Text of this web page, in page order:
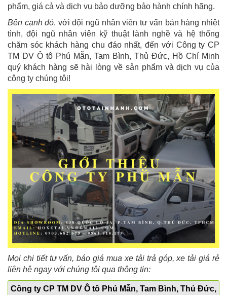
phẩm, giá cả và dịch vụ bảo dưỡng bảo hành chính hãng.
Bên cạnh đó, với đội ngũ nhân viên tư vấn bán hàng nhiệt
tình, đội ngũ nhân viên kỹ thuật lành nghề và hệ thống
chăm sóc khách hàng chu đáo nhất, đến với Công ty CP
TM DV Ô tô Phú Mẫn, Tam Bình, Thủ Đức, Hồ Chí Minh
quý khách hàng sẽ hài lòng về sản phẩm và dịch vụ của
công ty chúng tôi!
Mọi chi tiết tư vấn, báo giá mua xe tải trả góp, xe tải giá rẻ
liên hệ ngay với chúng tôi qua thông tin:
Công ty CP TM DV Ô tô Phú Mẫn, Tam Bình, Thủ Đức,